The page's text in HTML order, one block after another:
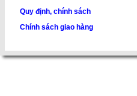
Quy định, chính sách
Chính sách giao hàng